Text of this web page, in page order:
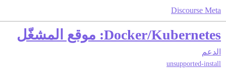
Discourse Meta
Docker/Kubernetes: موقع المشغّل
الدعم
unsupported-install